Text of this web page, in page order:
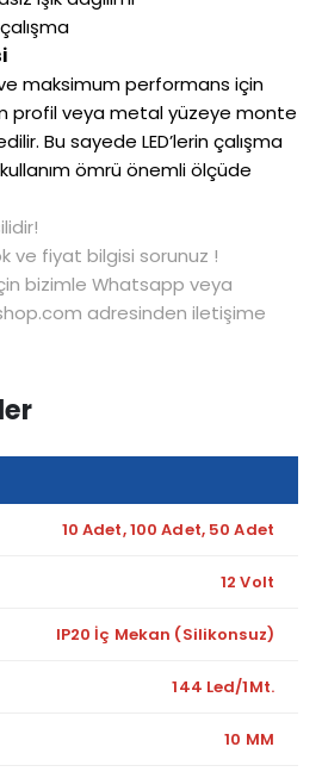
maksimum performans için
profil veya metal yüzeye monte
Bu sayede LED’lerin çalışma
kullanım ömrü önemli ölçüde
ve fiyat bilgisi sorunuz !
bizimle Whatsapp veya
adresinden iletişime
10 Adet, 100 Adet, 50 Adet
12 Volt
IP20 İç Mekan (Silikonsuz)
144 Led/1Mt.
10 MM